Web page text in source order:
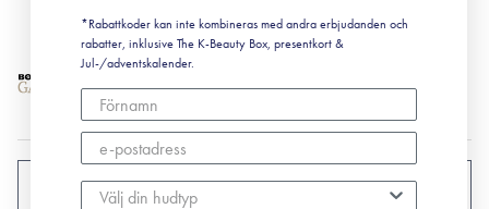
Cookiepolicy
SVERIGE
*Rabattkoder kan inte kombineras med andra erbjudanden och
rabatter, inklusive The K-Beauty Box, presentkort &
Jul-/adventskalender.